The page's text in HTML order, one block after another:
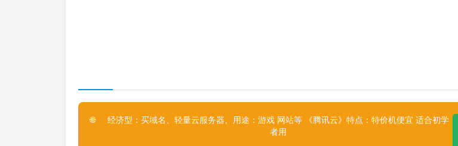
🌐
经济型：买域名、轻量云服务器、用途：游戏 网站等 《腾讯云》特点：特价机便宜 适合初学
者用